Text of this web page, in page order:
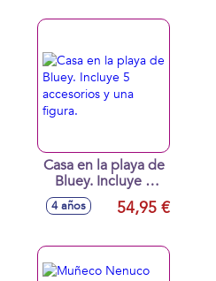
casa y descubrir
interior.
Casa en la playa de
Bluey. Incluye 5
accesorios y una
figura.
4 años 54,95 €